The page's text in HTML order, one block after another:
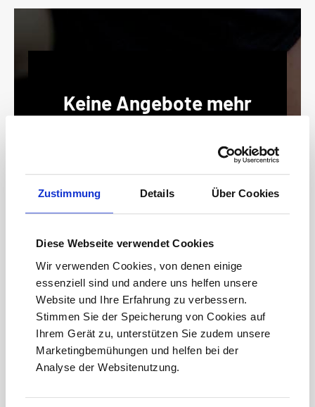
Zustimmung Details Über Cookies
Diese Webseite verwendet Cookies
Wir verwenden Cookies, von denen einige
essenziell sind und andere uns helfen unsere
Website und Ihre Erfahrung zu verbessern.
Stimmen Sie der Speicherung von Cookies auf
Ihrem Gerät zu, unterstützen Sie zudem unsere
Marketingbemühungen und helfen bei der
Analyse der Websitenutzung.
Keine Angebote mehr
verpassen!
Newsletter und erhalten Sie Informationen zu
Aktionen und Rabatten frühzeitig. Sichern Sie
sich zusätzlich einen 15€ Gutschein* für Ihren
Mail-
Adresse*
anmelden